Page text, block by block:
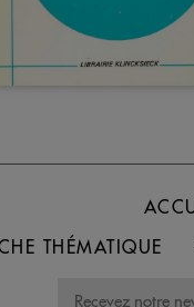
THÉMATIQUE